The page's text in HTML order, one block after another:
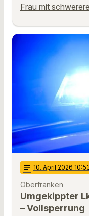
Frau mit
notes 10. April 2026
Oberfranken
Umgekippter
– Vollsperrung